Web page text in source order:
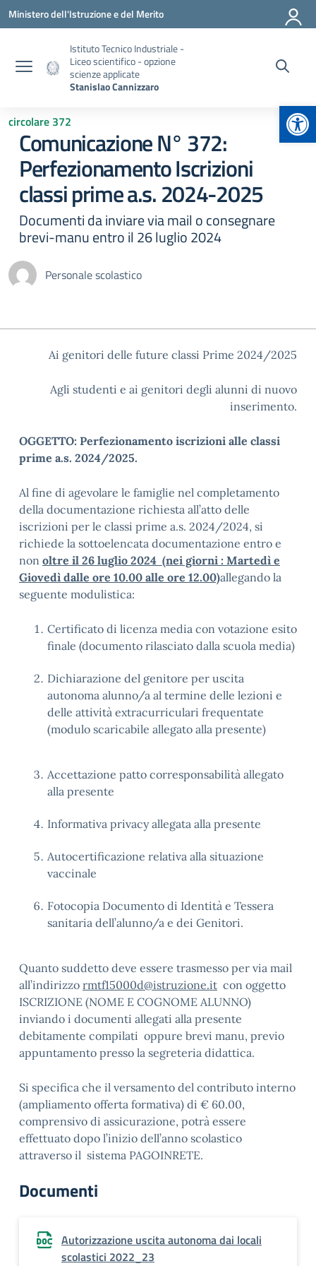
Vai ai contenuti
Vai al menu di navigazione
Vai al footer
Ministero dell'Istruzione e del Merito
Istituto Tecnico Industriale -
Liceo scientifico - opzione
scienze applicate
Stanislao Cannizzaro
circolare 372
Comunicazione N° 372:
Perfezionamento Iscrizioni
classi prime a.s. 2024-2025
Documenti da inviare via mail o consegnare
brevi-manu entro il 26 luglio 2024
Personale scolastico
Ai genitori delle future classi Prime 2024/2025
Agli studenti e ai genitori degli alunni di nuovo
inserimento.
OGGETTO: Perfezionamento iscrizioni alle classi
prime a.s. 2024/2025.
Al fine di agevolare le famiglie nel completamento
della documentazione richiesta all’atto delle
iscrizioni per le classi prime a.s. 2024/2024, si
richiede la sottoelencata documentazione entro e
non oltre il 26 luglio 2024 (nei giorni : Martedì e
Giovedì dalle ore 10.00 alle ore 12.00)allegando la
seguente modulistica:
Certificato di licenza media con votazione esito
finale (documento rilasciato dalla scuola media)
Dichiarazione del genitore per uscita
autonoma alunno/a al termine delle lezioni e
delle attività extracurriculari frequentate
(modulo scaricabile allegato alla presente)
Accettazione patto corresponsabilità allegato
alla presente
Informativa privacy allegata alla presente
Autocertificazione relativa alla situazione
vaccinale
Fotocopia Documento di Identità e Tessera
sanitaria dell’alunno/a e dei Genitori.
Quanto suddetto deve essere trasmesso per via mail
all’indirizzo rmtf15000d@istruzione.it con oggetto
ISCRIZIONE (NOME E COGNOME ALUNNO)
inviando i documenti allegati alla presente
debitamente compilati oppure brevi manu, previo
appuntamento presso la segreteria didattica.
Si specifica che il versamento del contributo interno
(ampliamento offerta formativa) di € 60.00,
comprensivo di assicurazione, potrà essere
effettuato dopo l’inizio dell’anno scolastico
attraverso il sistema PAGOINRETE.
Documenti
Autorizzazione uscita autonoma dai locali
scolastici 2022_23